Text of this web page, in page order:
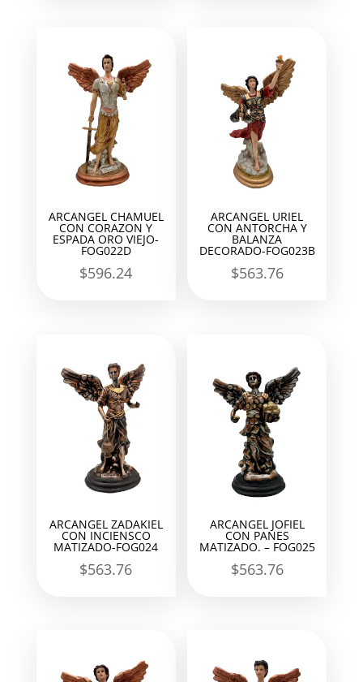
ARCANGEL CHAMUEL
CON CORAZON Y
ESPADA ORO VIEJO-
FOG022D
$596.24
ARCANGEL URIEL
CON ANTORCHA Y
BALANZA
DECORADO-FOG023B
$563.76
ARCANGEL ZADAKIEL
CON INCIENSCO
MATIZADO-FOG024
$563.76
ARCANGEL JOFIEL
CON PANES
MATIZADO. – FOG025
$563.76